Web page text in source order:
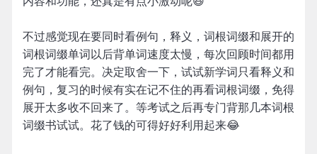
不过感觉现在要同时看例句，释义，词根词缀和展开的
词根词缀单词以后背单词速度太慢，每次回顾时间都用
完了才能看完。决定取舍一下，试试新学词只看释义和
例句，复习的时候有实在记不住的再看词根词缀，免得
展开太多收不回来了。等考试之后再专门背那几本词根
词缀书试试。花了钱的可得好好利用起来😂